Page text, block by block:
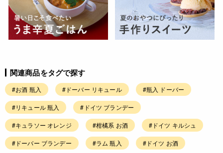
関連商品をタグで探す
#お酒 瓶入 #ドーバー リキュール #瓶入 ドーバー
#リキュール 瓶入 #ドイツ ブランデー
#キュラソー オレンジ #柑橘系 お酒 #ドイツ キルシュ
#ドーバー ブランデー #ラム 瓶入 #ドイツ お酒